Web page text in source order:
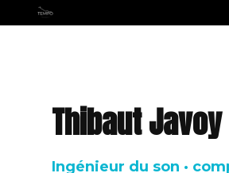
Thibaut Javoy
Ingénieur du son ·